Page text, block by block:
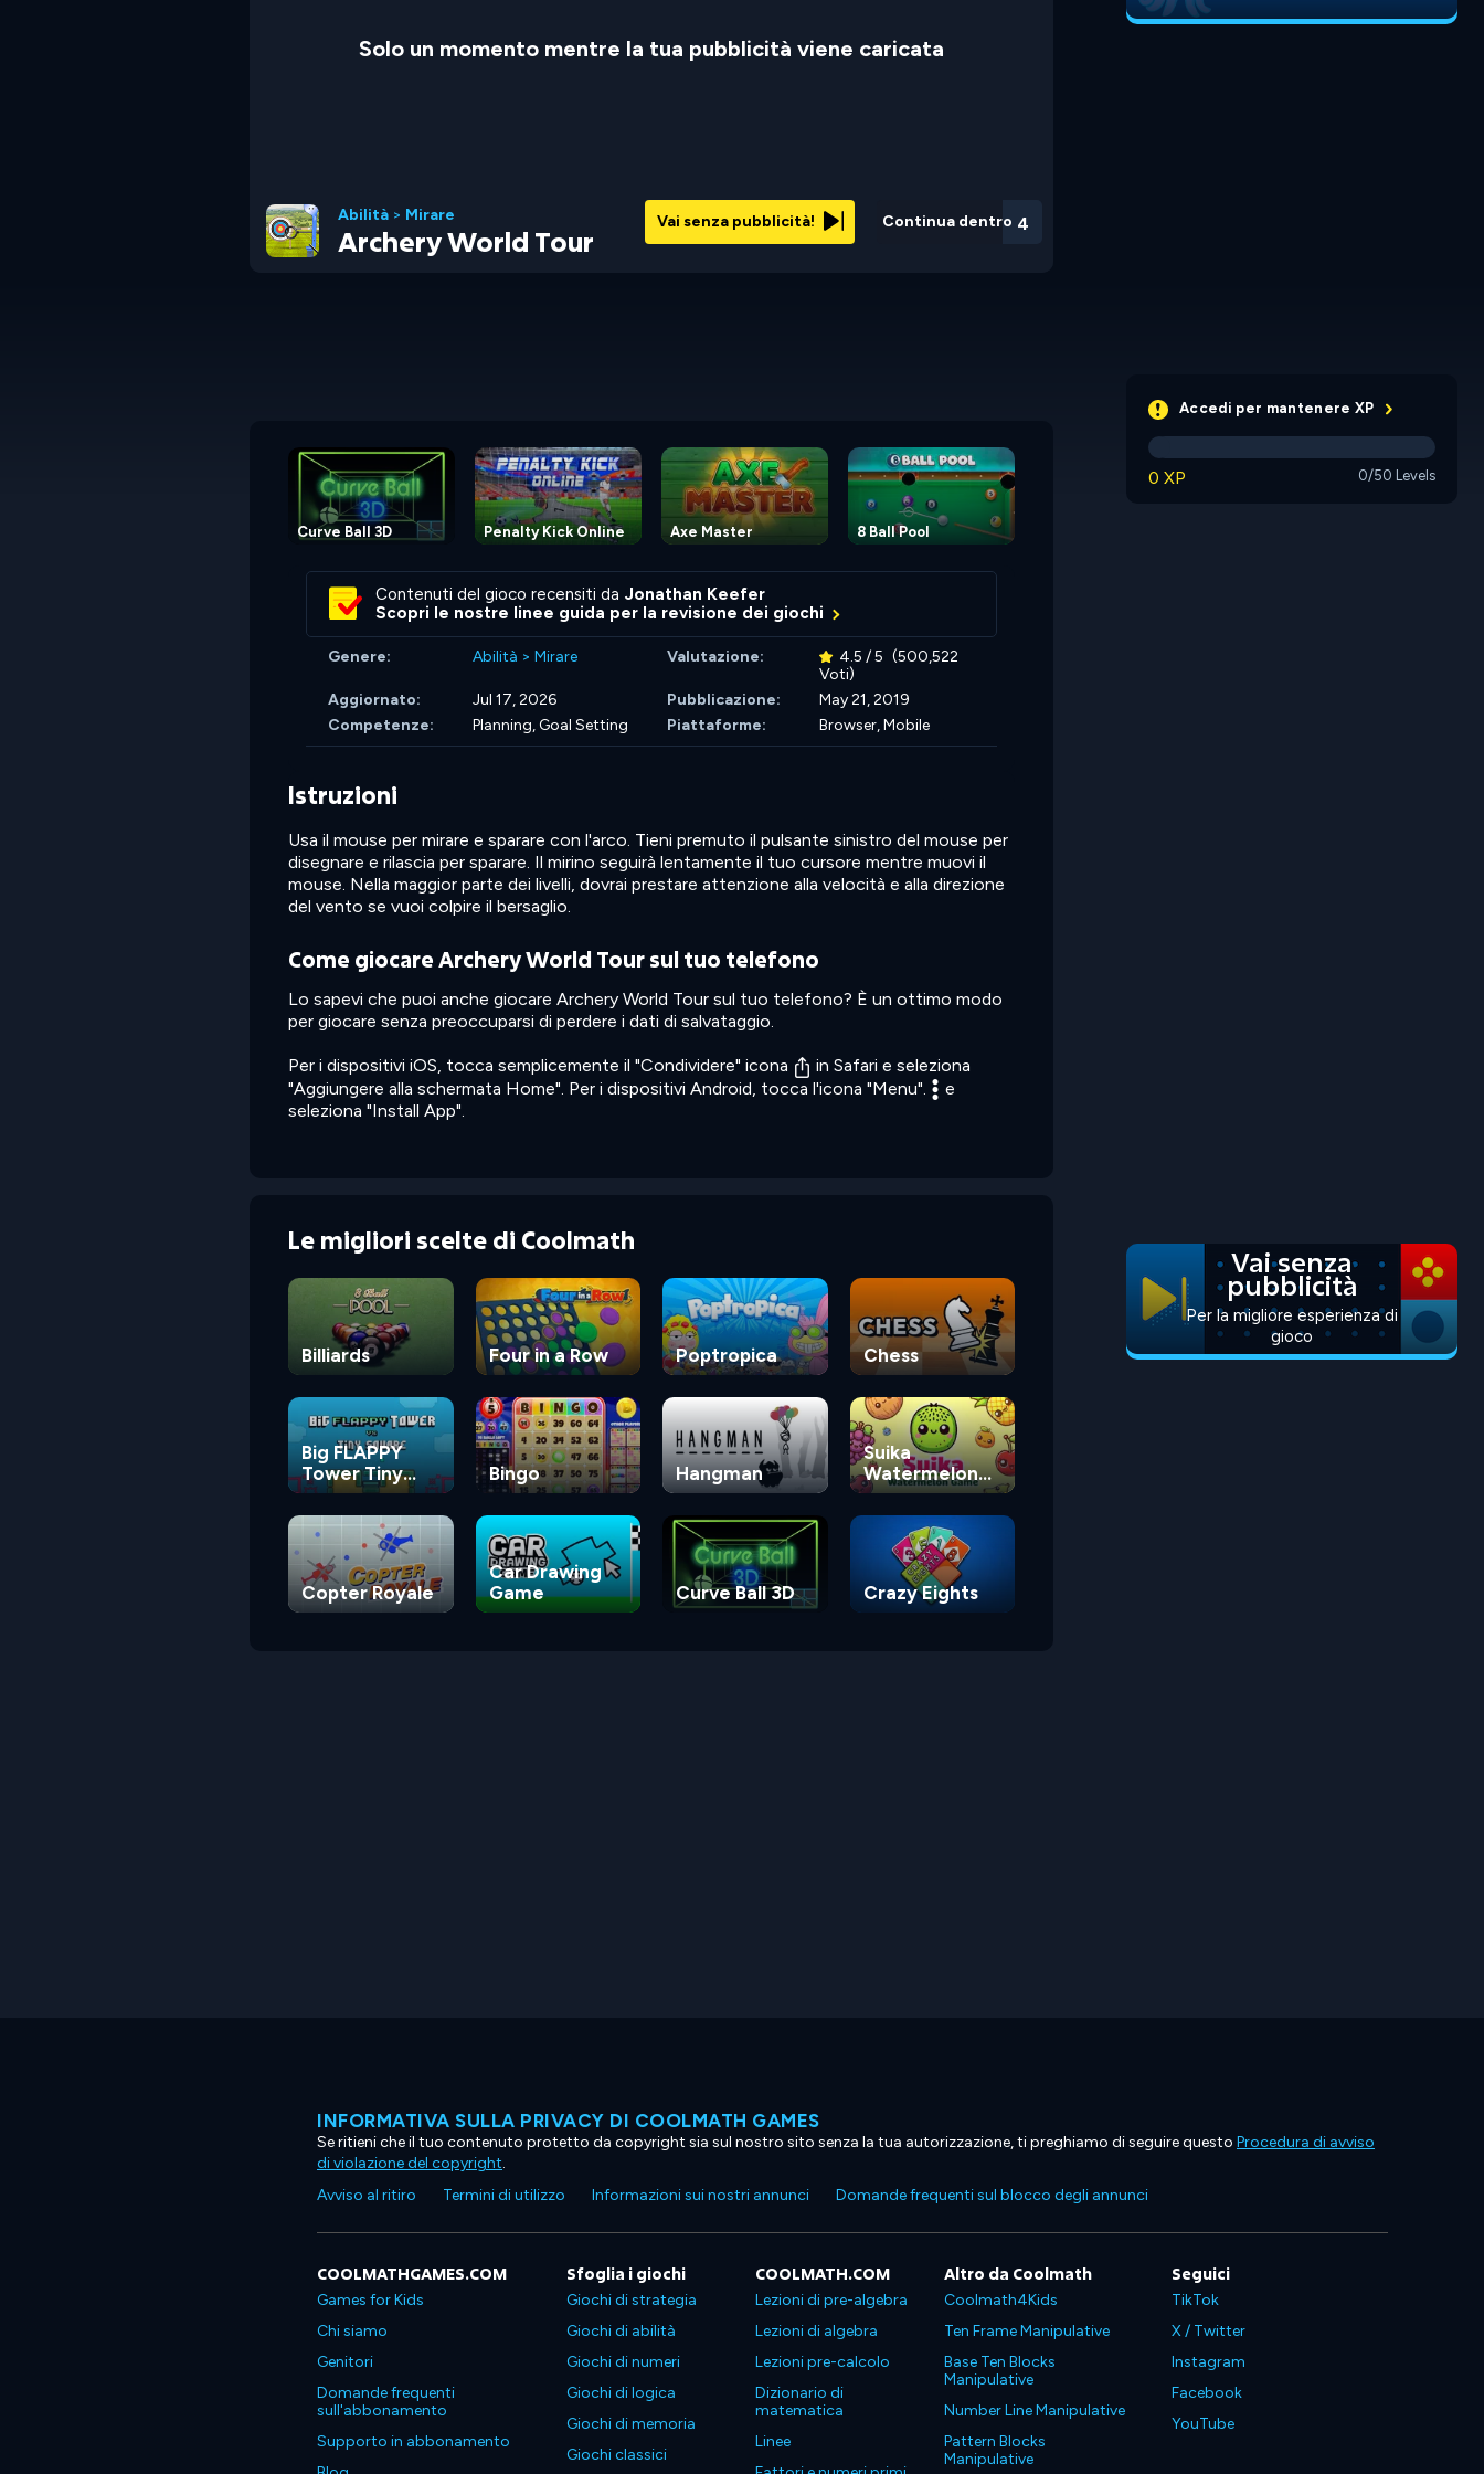
Solo un momento mentre la tua pubblicità viene caricata
Continua dentro 3
Vai senza pubblicità!
Abilità > Mirare
Archery World Tour
Curve Ball 3D Penalty Kick Online Axe Master 8 Ball Pool
Darts Soccer
Contenuti del gioco recensiti da Jonathan Keefer
Scopri le nostre linee guida per la revisione dei giochi
Genere: Abilità > Mirare Valutazione: 4.5 / 5 (500,522
Voti)
Aggiornato:
Jul 17, 2026 Pubblicazione:
May 21, 2019
Competenze:
Planning,Goal Setting Piattaforme: Browser, Mobile
Istruzioni
Usa il mouse per mirare e sparare con l'arco. Tieni premuto il pulsante sinistro del mouse per
disegnare e rilascia per sparare. Il mirino seguirà lentamente il tuo cursore mentre muovi il
mouse. Nella maggior parte dei livelli, dovrai prestare attenzione alla velocità e alla direzione
del vento se vuoi colpire il bersaglio.
Come giocare Archery World Tour sul tuo telefono
Lo sapevi che puoi anche giocare Archery World Tour sul tuo telefono? È un ottimo modo
per giocare senza preoccuparsi di perdere i dati di salvataggio.
Per i dispositivi iOS, tocca semplicemente il "Condividere" icona
in Safari e seleziona
"Aggiungere alla schermata Home". Per i dispositivi Android, tocca l'icona "Menu".
e
seleziona "Install App".
Le migliori scelte di Coolmath
Billiards Four in a Row Poptropica Chess
Big FLAPPY
Tower Tiny
Square
Bingo Hangman
Suika
Watermelon
Game
Copter Royale
Car Drawing
Game
Curve Ball 3D Crazy Eights
Accedi per mantenere XP
0 XP 0/50 Levels
Vai senza
pubblicità
Per la migliore esperienza di
gioco
INFORMATIVA SULLA PRIVACY DI COOLMATH GAMES
Se ritieni che il tuo contenuto protetto da copyright sia sul nostro sito senza la tua autorizzazione, ti preghiamo di seguire questo Procedura di avviso
di violazione del copyright.
Avviso al ritiro
Termini di utilizzo Informazioni sui nostri annunci Domande frequenti sul blocco degli annunci
COOLMATHGAMES.COM
Games for Kids
Chi siamo
Genitori
Domande frequenti
sull'abbonamento
Supporto in abbonamento
Sfoglia i giochi
Giochi di strategia
Giochi di abilità
Giochi di numeri
Giochi di logica
Giochi di memoria
Giochi classici
COOLMATH.COM
Lezioni di pre-algebra
Lezioni di algebra
Lezioni pre-calcolo
Dizionario di
matematica
Linee
Altro da Coolmath
Coolmath4Kids
Ten Frame Manipulative
Base Ten Blocks
Manipulative
Number Line Manipulative
Pattern Blocks
Manipulative
Seguici
TikTok
X / Twitter
Instagram
Facebook
YouTube